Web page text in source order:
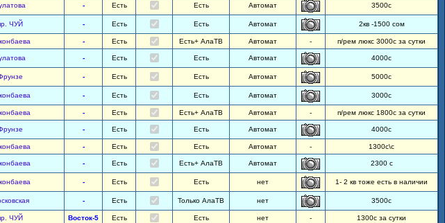
- Есть Есть Автомат 3500с
ЧУЙ - Есть Есть Автомат 2кв -1500 сом
- Есть Есть+ АлаТВ Автомат - п/рем люкс 3000с за сутки
- Есть Есть Автомат 4000с
- Есть Есть Автомат 5000с
- Есть Есть Автомат 3000с
- Есть Есть+ АлаТВ Автомат - п/рем люкс 1800с за сутки
- Есть Есть Автомат 4000с
- Есть Есть Автомат - 1300с\с
- Есть Есть+ АлаТВ Автомат 2300 с
- Есть Есть нет 1- 2 кв тоже есть в наличии
- Есть Только АлаТВ нет 3500с
ЧУЙ Восток-5 Есть Есть нет - 1300с за сутки